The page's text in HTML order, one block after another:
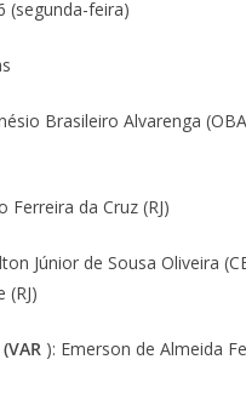
(segunda-feira)
Brasileiro Alvarenga
Ferreira da Cruz (RJ)
Júnior de Sousa Oliveira
(RJ)
): Emerson de Almeida